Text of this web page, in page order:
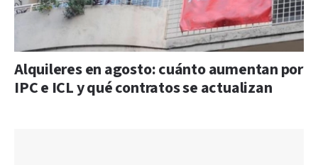
Alquileres en agosto: cuánto aumentan por
IPC e ICL y qué contratos se actualizan